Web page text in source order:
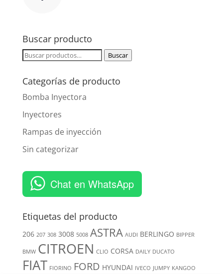
Buscar producto
Buscar
Buscar
Categorías de producto
Bomba Inyectora
Inyectores
Rampas de inyección
Sin categorizar
Chat en WhatsApp
Etiquetas del producto
206 207 308 3008 5008 ASTRA AUDI BERLINGO BIPPER
BMW CITROEN CLIO CORSA DAILY DUCATO
FIAT FIORINO FORD HYUNDAI IVECO JUMPY KANGOO